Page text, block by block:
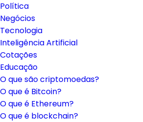
Política
Negócios
Tecnologia
Inteligência Artificial
Cotações
Educação
O que são criptomoedas?
O que é Bitcoin?
O que é Ethereum?
O que é blockchain?